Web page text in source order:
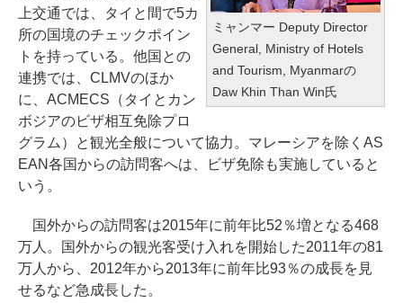
ミャンマー Deputy Director
General, Ministry of Hotels
and Tourism, Myanmarの
Daw Khin Than Win氏
上交通では、タイと間で5カ
所の国境のチェックポイン
トを持っている。他国との
連携では、CLMVのほか
に、ACMECS（タイとカン
ボジアのビザ相互免除プロ
グラム）と観光全般について協力。マレーシアを除くAS
EAN各国からの訪問客へは、ビザ免除も実施していると
いう。
国外からの訪問客は2015年に前年比52％増となる468
万人。国外からの観光客受け入れを開始した2011年の81
万人から、2012年から2013年に前年比93％の成長を見
せるなど急成長した。